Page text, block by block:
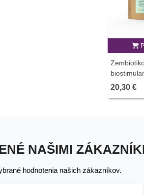
20,30 €
NAŠIMI
hodnotenia našich zákazníkov.